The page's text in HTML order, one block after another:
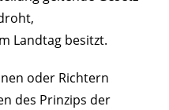
Landtag besitzt.
oder Richtern
des Prinzips der